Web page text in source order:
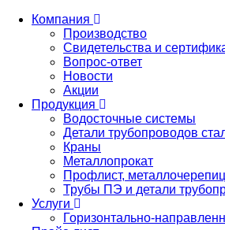
Компания
Производство
Свидетельства и
Вопрос-ответ
Новости
Акции
Продукция
Водосточные системы
Детали трубопроводов
Краны
Металлопрокат
Профлист,
Трубы ПЭ и детали
Услуги
Горизонтально-